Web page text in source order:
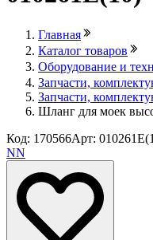
Главная
Каталог товаров
Оборудование и
Запчасти,
Запчасти,
Шланг для моек
Код: 170566Арт:
NN